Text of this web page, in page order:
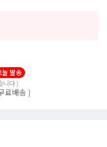
늘 발송
니다.)
배송 )